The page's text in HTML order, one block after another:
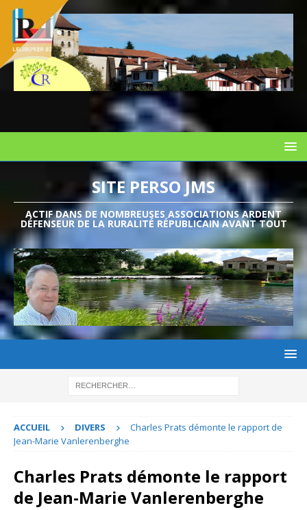
SITE PERSO JMS
ACTIF DANS DE NOMBREUSES ASSOCIATIONS ARDENT
DÉFENSEUR DE LA RURALITÉ RÉPUBLICAIN AVANT TOUT
ACCUEIL DIVERS
Charles Prats démonte le rapport de
Jean-Marie Vanlerenberghe
Charles Prats démonte le rapport
de Jean-Marie Vanlerenberghe